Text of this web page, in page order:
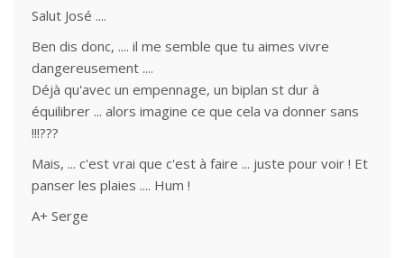
Salut José ....
Ben dis donc, .... il me semble que tu aimes vivre
dangereusement ....
Déjà qu'avec un empennage, un biplan st dur à
équilibrer ... alors imagine ce que cela va donner sans
!!!???
Mais, ... c'est vrai que c'est à faire ... juste pour voir ! Et
panser les plaies .... Hum !
A+ Serge